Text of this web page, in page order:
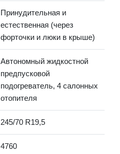
Принудительная и
естественная (через
форточки и люки в крыше)
Автономный жидкостной
предпусковой
подогреватель, 4 салонных
отопителя
245/70 R19,5
4760